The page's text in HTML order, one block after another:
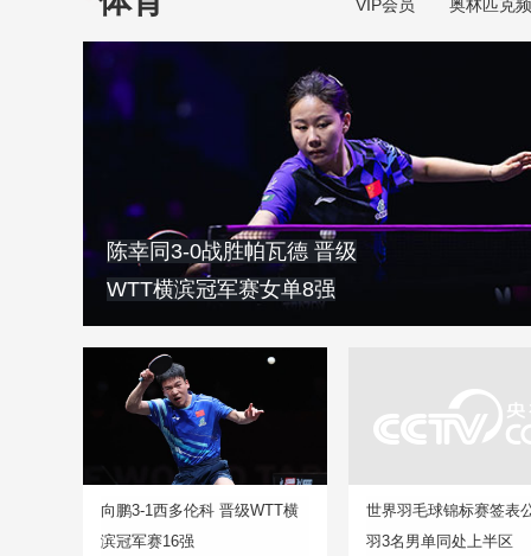
VIP会员 奥林匹克
陈幸同3-0战胜帕瓦德 晋级
WTT横滨冠军赛女单8强
向鹏3-1西多伦科 晋级WTT横
滨冠军赛16强
世界羽毛球锦标赛签表
羽3名男单同处上半区